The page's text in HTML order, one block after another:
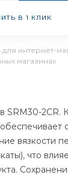
В 1 КЛИК
для интернет-
магазинах
2CR.
вязкости
что